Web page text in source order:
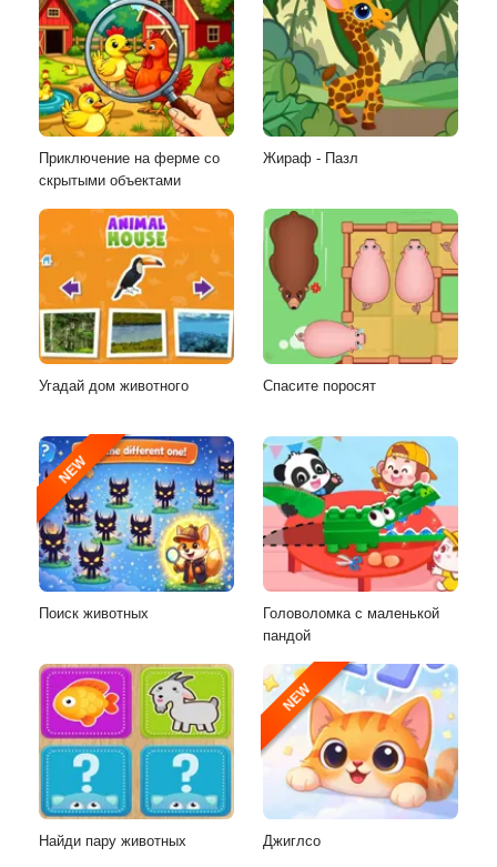
Приключение на ферме со
скрытыми объектами
Жираф - Пазл
Угадай дом животного Спасите поросят
NEW
Поиск животных
Головоломка с маленькой
пандой
Найди пару животных
NEW
Джиглсо